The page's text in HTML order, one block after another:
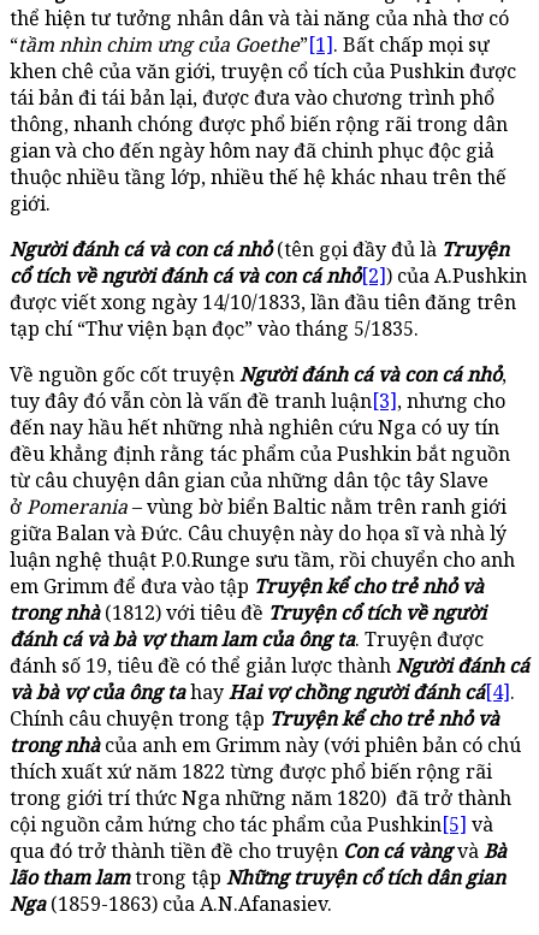
thể hiện tư tưởng nhân dân và tài năng của nhà thơ có
“tầm nhìn chim ưng của Goethe”[1]. Bất chấp mọi sự
khen chê của văn giới, truyện cổ tích của Pushkin được
tái bản đi tái bản lại, được đưa vào chương trình phổ
thông, nhanh chóng được phổ biến rộng rãi trong dân
gian và cho đến ngày hôm nay đã chinh phục độc giả
thuộc nhiều tầng lớp, nhiều thế hệ khác nhau trên thế
giới.
Người đánh cá và con cá nhỏ(tên gọi đầy đủ là Truyện
cổ tích về người đánh cá và con cá nhỏ[2]) của A.Pushkin
được viết xong ngày 14/10/1833, lần đầu tiên đăng trên
tạp chí “Thư viện bạn đọc” vào tháng 5/1835.
Về nguồn gốc cốt truyệnNgười đánh cá và con cá nhỏ,
tuy đây đó vẫn còn là vấn đề tranh luận[3], nhưng cho
đến nay hầu hết những nhà nghiên cứu Nga có uy tín
đều khẳng định rằng tác phẩm của Pushkin bắt nguồn
từ câu chuyện dân gian của những dân tộc tây Slave
ởPomerania– vùng bờ biển Baltic nằm trên ranh giới
giữa Balan và Đức. Câu chuyện này do họa sĩ và nhà lý
luận nghệ thuật P.0.Runge sưu tầm, rồi chuyển cho anh
em Grimm để đưa vào tập Truyện kể cho trẻ nhỏ và
trong nhà(1812) với tiêu đề Truyện cổ tích về người
đánh cá và bà vợ tham lam của ông ta. Truyện được
đánh số 19, tiêu đề có thể giản lược thànhNgười đánh cá
và bà vợ của ông tahayHai vợ chồng người đánh cá[4].
Chính câu chuyện trong tập Truyện kể cho trẻ nhỏ và
trong nhà của anh em Grimm này (với phiên bản có chú
thích xuất xứ năm 1822 từng được phổ biến rộng rãi
trong giới trí thức Nga những năm 1820) đã trở thành
cội nguồn cảm hứng cho tác phẩm của Pushkin[5] và
qua đó trở thành tiền đề cho truyện Con cá vàngvàBà
lão tham lamtrong tập Những truyện cổ tích dân gian
Nga(1859-1863) của A.N.Afanasiev.